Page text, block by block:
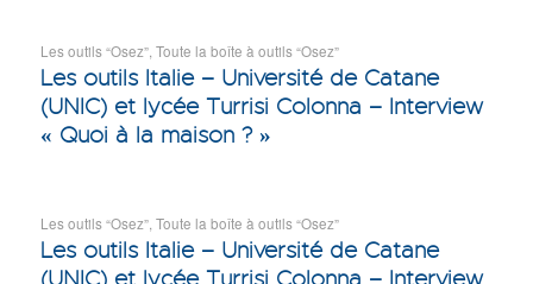
Les outils “Osez”, Toute la boîte à outils “Osez”
Les outils Italie – Université de Catane
(UNIC) et lycée Turrisi Colonna – Interview
« Quoi à la maison ? »
Les outils “Osez”, Toute la boîte à outils “Osez”
Les outils Italie – Université de Catane